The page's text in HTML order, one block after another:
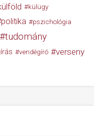
külügy
politika pszichológia
tudomány
vendégíró verseny